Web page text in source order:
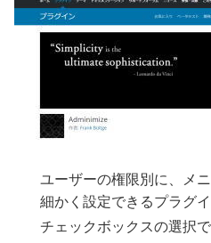
ユーザーの権限別に、メ
細かく設定できるプラグイ
チェックボックスの選択